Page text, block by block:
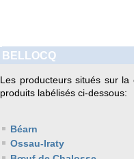
BELLOCQ
Les producteurs situés sur
produits labélisés ci-dessous:
Béarn
Ossau-Iraty